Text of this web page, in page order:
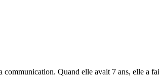
Quand elle avait 7 ans, elle a